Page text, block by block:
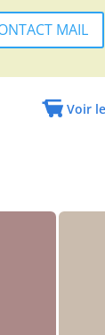
MAIL
Voir